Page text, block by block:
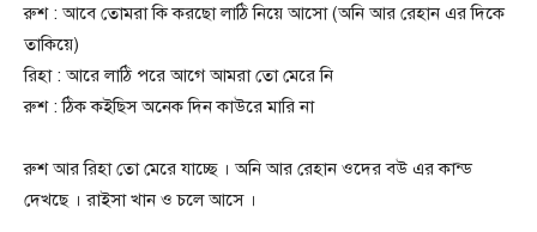
রুশ : আবে তোমরা কি করছো লাঠি নিয়ে আসো (অনি আর রেহান এর দিকে
তাকিয়ে)
রিহা : আরে লাঠি পরে আগে আমরা তো মেরে নি
রুশ : ঠিক কইছিস অনেক দিন কাউরে মারি না
রুশ আর রিহা তো মেরে যাচ্ছে । অনি আর রেহান ওদের বউ এর কান্ড
দেখছে । রাইসা খান ও চলে আসে ।